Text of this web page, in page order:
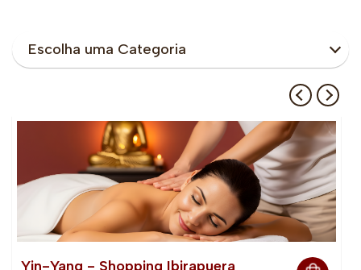
Escolha uma Categoria
Yin-Yang - Shopping Ibirapuera